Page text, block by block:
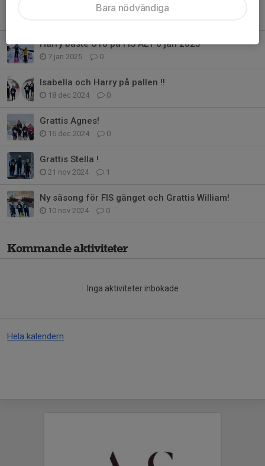
Harry bäste U18 på FIS AET 6 jan 2025
7 jan 2025 0
Isabella och Harry på pallen !!
18 dec 2024 0
Grattis Agnes!
16 dec 2024 0
Grattis Stella !
21 nov 2024 1
Ny säsong för FIS gänget och Grattis William!
10 nov 2024 0
Kommande aktiviteter
Inga aktiviteter inbokade
Hela kalendern
Bara nödvändiga